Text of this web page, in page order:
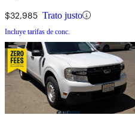
$32,985 Trato justo
Incluye tarifas de conc.